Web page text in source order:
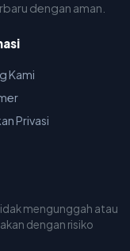
dengan aman.
Kami
Privasi
mengunggah atau
dengan risiko